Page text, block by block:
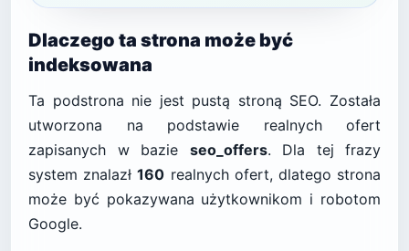
Dlaczego ta strona może być
indeksowana
Ta podstrona nie jest pustą stroną SEO. Została
utworzona na podstawie realnych ofert
zapisanych w bazie seo_offers. Dla tej frazy
system znalazł160 realnych ofert, dlatego strona
może być pokazywana użytkownikom i robotom
Google.